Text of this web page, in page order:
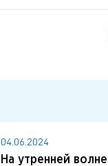
04.06.2024
На утренней